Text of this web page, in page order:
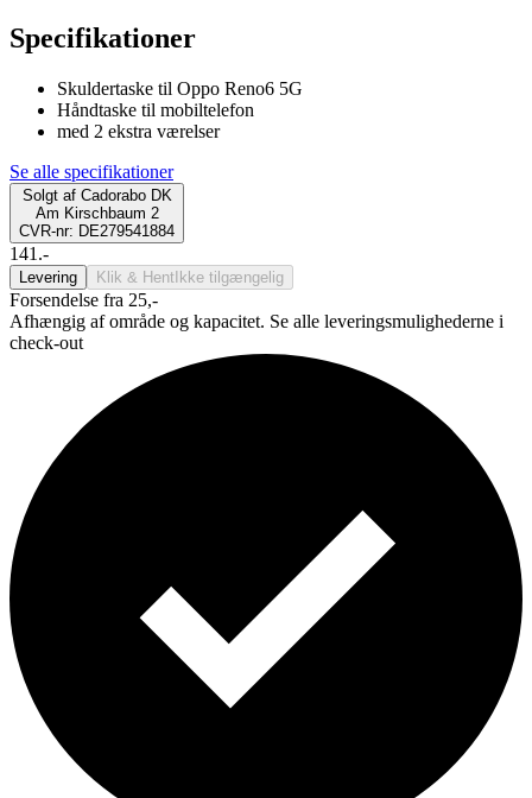
Specifikationer
Skuldertaske til Oppo Reno6 5G
Håndtaske til mobiltelefon
med 2 ekstra værelser
Se alle specifikationer
Solgt af Cadorabo DK
Am Kirschbaum 2
CVR-nr: DE279541884
141.-
Levering Klik & Hent Ikke tilgængelig
Forsendelse fra 25,-
Afhængig af område og kapacitet. Se alle leveringsmulighederne i
check-out